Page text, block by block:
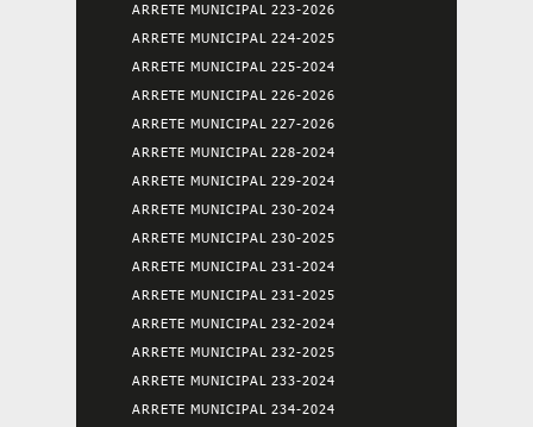
ARRETE MUNICIPAL 223-2026
ARRETE MUNICIPAL 224-2025
ARRETE MUNICIPAL 225-2024
ARRETE MUNICIPAL 226-2026
ARRETE MUNICIPAL 227-2026
ARRETE MUNICIPAL 228-2024
ARRETE MUNICIPAL 229-2024
ARRETE MUNICIPAL 230-2024
ARRETE MUNICIPAL 230-2025
ARRETE MUNICIPAL 231-2024
ARRETE MUNICIPAL 231-2025
ARRETE MUNICIPAL 232-2024
ARRETE MUNICIPAL 232-2025
ARRETE MUNICIPAL 233-2024
ARRETE MUNICIPAL 234-2024